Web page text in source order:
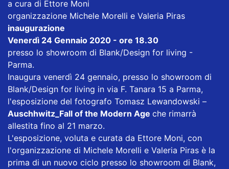
a cura di Ettore Moni
organizzazione Michele Morelli e Valeria Piras
inaugurazione
Venerdì 24 Gennaio 2020 - ore 18.30
presso lo showroom di Blank/Design for living -
Parma.
Inaugura venerdì 24 gennaio, presso lo showroom di
Blank/Design for living in via F. Tanara 15 a Parma,
l'esposizione del fotografo Tomasz Lewandowski –
Auschhwitz_Fall of the Modern Age che rimarrà
allestita fino al 21 marzo.
L'esposizione, voluta e curata da Ettore Moni, con
l'organizzazione di Michele Morelli e Valeria Piras è la
prima di un nuovo ciclo presso lo showroom di Blank,